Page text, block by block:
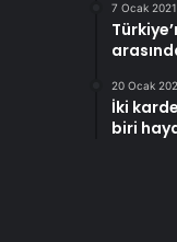
7 Ocak 2021
20 Ocak
İki
biri